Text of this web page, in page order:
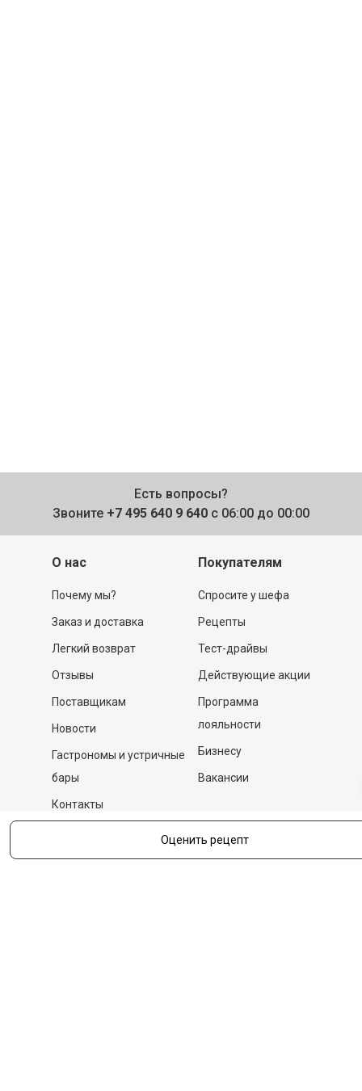
Оценить рецепт
Есть вопросы?
Звоните +7 495 640 9 640 с 06:00 до 00:00
О нас
Почему мы?
Заказ и доставка
Легкий возврат
Отзывы
Поставщикам
Новости
Гастрономы и устричные
бары
Контакты
Покупателям
Спросите у шефа
Рецепты
Тест-драйвы
Действующие акции
Программа
лояльности
Бизнесу
Вакансии